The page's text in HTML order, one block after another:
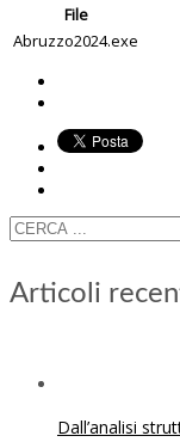
File
Abruzzo2024.exe
Articoli
Dall’analisi